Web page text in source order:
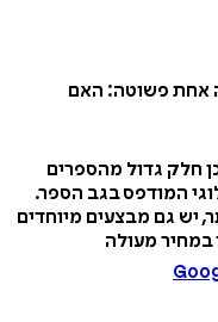
אחת פשוטה: האם
חלק גדול מהספרים
המודפס בגב הספר.
יש גם מבצעים מיוחדים
במחיר מעולה